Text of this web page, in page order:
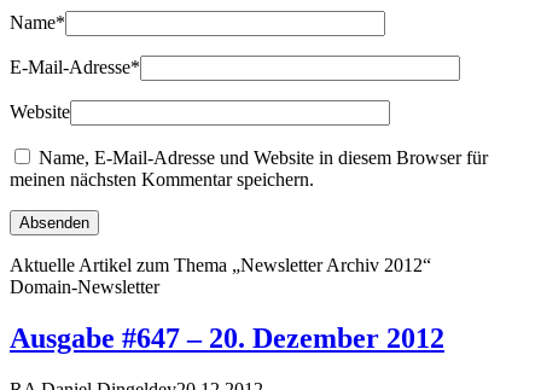
Name*
E-Mail-Adresse*
Website
Name, E-Mail-Adresse und Website in diesem Browser für
meinen nächsten Kommentar speichern.
Aktuelle Artikel zum Thema „Newsletter Archiv 2012“
Domain-Newsletter
Ausgabe #647 – 20. Dezember 2012